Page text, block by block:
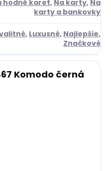
hodně karet, Na karty, Na
karty a bankovky
, Luxusné, Najlepšie,
Značkové
Komodo černá